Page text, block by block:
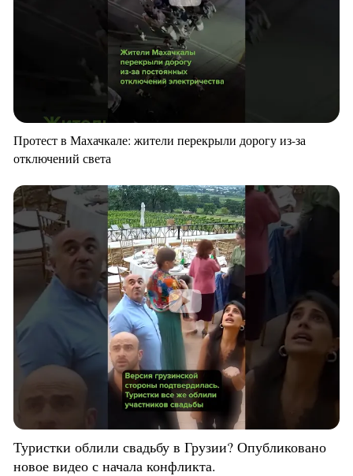
Протест в Махачкале: жители перекрыли дорогу из-за
отключений света
Туристки облили свадьбу в Грузии? Опубликовано
новое видео с начала конфликта.